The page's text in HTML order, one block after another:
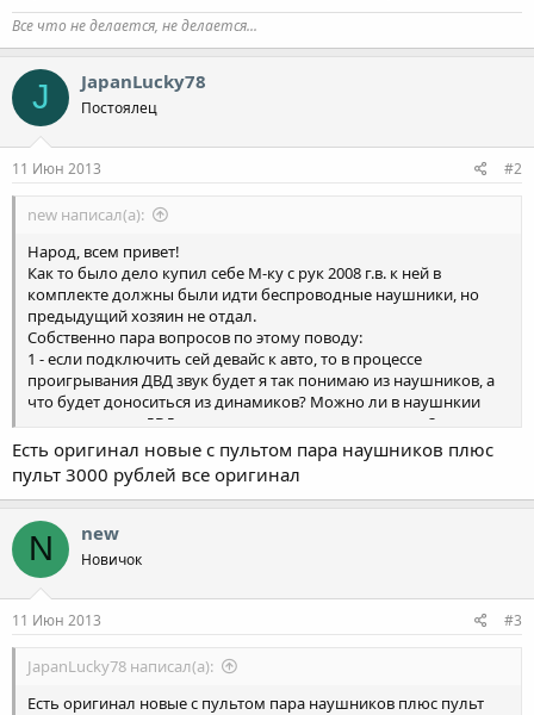
Все что не делается, не делается...
J JapanLucky78
Постоялец
11 Июн 2013 #2
new написал(а):
Народ, всем привет!
Как то было дело купил себе М-ку с рук 2008 г.в. к ней в
комплекте должны были идти беспроводные наушники, но
предыдущий хозяин не отдал.
Собственно пара вопросов по этому поводу:
1 - если подключить сей девайс к авто, то в процессе
проигрывания ДВД звук будет я так понимаю из наушников, а
что будет доноситься из динамиков? Можно ли в наушнкии
загнать звук от ДВД, а из динамиков например радио?
2 - а существует ли какой либо аналог? (кроме родных
наушников), да и собственно они по блютуз работают?
Есть оригинал новые с пультом пара наушников плюс
пульт 3000 рублей все оригинал
N new
Новичок
11 Июн 2013 #3
JapanLucky78 написал(а):
Есть оригинал новые с пультом пара наушников плюс пульт